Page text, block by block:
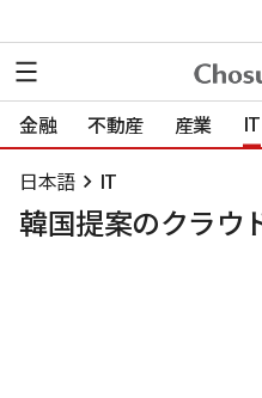
金融 不動産 産業 IT
日本語 IT
韓国提案のクラウ